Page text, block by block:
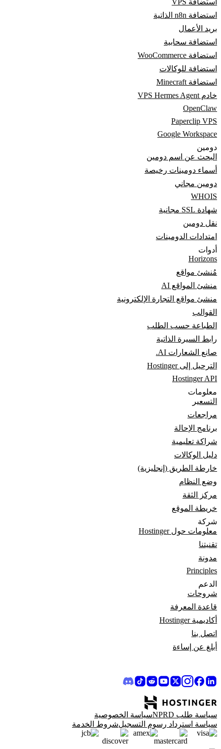
استضافة VPS
استضافة n8n الذاتية
بريد الأعمال
استضافة سحابية
استضافة WooCommerce
استضافة للوكالات
استضافة Minecraft
خادم VPS Hermes Agent
OpenClaw
Paperclip VPS
Google Workspace
دومين
البحث عن اسم دومين
أسماء دومينات رخيصة
دومين مجاني
WHOIS
شهادة SSL مجانية
نقل دومين
امتدادات الدومينات
أدوات
Horizons
مُنشئ مواقع
منشئ المواقع AI
منشئ مواقع التجارة الإلكترونية
القوالب
الطباعة حسب الطلب
رابط السيرة الذاتية
صانع الشعارات AI.
الترحيل إلى Hostinger
Hostinger API
معلومات
التسعير
مراجعات
برنامج الإحالة
شراكة تعليمية
دليل الوكالات
خارطة الطريق (إنجليزية)
وضع النظام
مركز الثقة
خريطة الموقع
شركة
معلومات حول Hostinger
تقنيتنا
مدونة
Principles
الدعم
شروحات
قاعدة المعرفة
أكاديمية Hostinger
اتصل بنا
أبلغ عن إساءة
سياسة طلب NPRD
سياسة الخصوصية
سياسة استرداد رسوم التسجيلشروط الخدمة